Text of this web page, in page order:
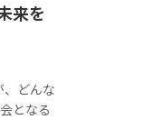
来を
、どんな
となる